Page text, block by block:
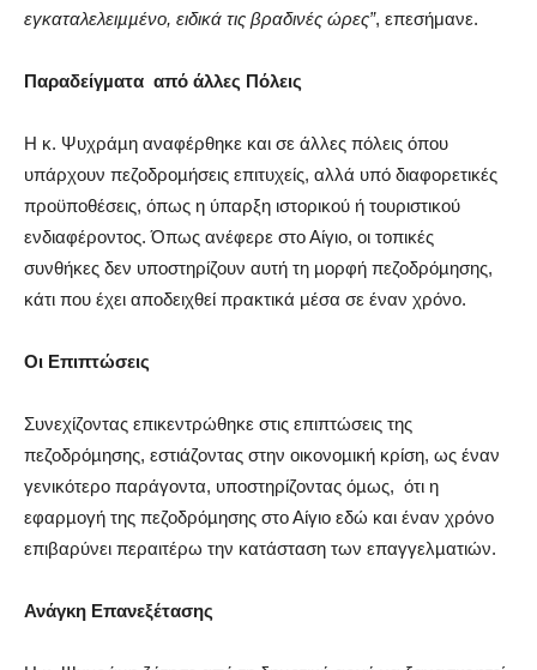
εγκαταλελειµµένο, ειδικά τις βραδινές ώρες”, επεσήμανε.
Παραδείγµατα από άλλες Πόλεις
Η κ. Ψυχράµη αναφέρθηκε και σε άλλες πόλεις όπου
υπάρχουν πεζοδροµήσεις επιτυχείς, αλλά υπό διαφορετικές
προϋποθέσεις, όπως η ύπαρξη ιστορικού ή τουριστικού
ενδιαφέροντος. Όπως ανέφερε στο Αίγιο, οι τοπικές
συνθήκες δεν υποστηρίζουν αυτή τη µορφή πεζοδρόµησης,
κάτι που έχει αποδειχθεί πρακτικά µέσα σε έναν χρόνο.
Οι Επιπτώσεις
Συνεχίζοντας επικεντρώθηκε στις επιπτώσεις της
πεζοδρόµησης, εστιάζοντας στην οικονοµική κρίση, ως έναν
γενικότερο παράγοντα, υποστηρίζοντας όµως, ότι η
εφαρµογή της πεζοδρόµησης στο Αίγιο εδώ και έναν χρόνο
επιβαρύνει περαιτέρω την κατάσταση των επαγγελµατιών.
Ανάγκη Επανεξέτασης